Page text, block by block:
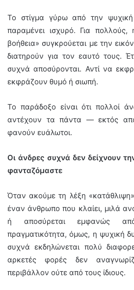
Το στίγμα γύρω από την
παραμένει ισχυρό. Για πολλούς,
βοήθεια» συγκρούεται με την
διατηρούν για τον εαυτό τους.
συχνά αποσύρονται. Αντί να
εκφράζουν θυμό ή σιωπή.
Το παράδοξο είναι ότι πολλοί
αντέχουν τα πάντα — εκτός
φανούν ευάλωτοι.
Οι άνδρες συχνά δεν δείχνουν
φανταζόμαστε
Όταν ακούμε τη λέξη
έναν άνθρωπο που κλαίει, μιλά
ή αποσύρεται εμφανώς
πραγματικότητα, όμως, η ψυχική
συχνά εκδηλώνεται πολύ
αρκετές φορές δεν
περιβάλλον ούτε από τους ίδιους.